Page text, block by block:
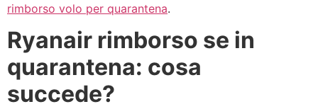
rimborso volo per quarantena.
Ryanair rimborso se in
quarantena: cosa
succede?